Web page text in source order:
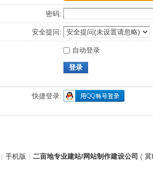
密码:
安全提问:
自动登录
登录
快捷登录:
| 手机版 | 二亩地专业建站/网站制作建设公司 ( 冀